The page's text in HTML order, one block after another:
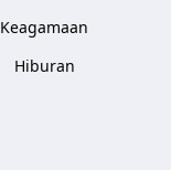
Keagamaan
Hiburan